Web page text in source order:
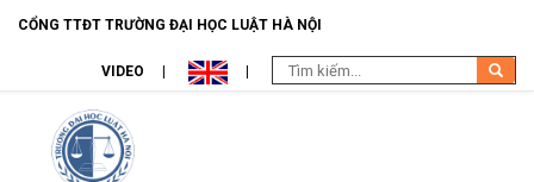
CỔNG TTĐT TRƯỜNG ĐẠI HỌC LUẬT HÀ NỘI
VIDEO